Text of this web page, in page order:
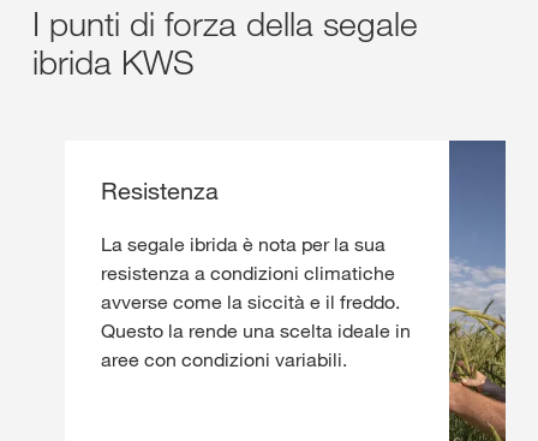
I punti di forza della segale
ibrida KWS
Resistenza
La segale ibrida è nota per la sua
resistenza a condizioni climatiche
avverse come la siccità e il freddo.
Questo la rende una scelta ideale in
aree con condizioni variabili.